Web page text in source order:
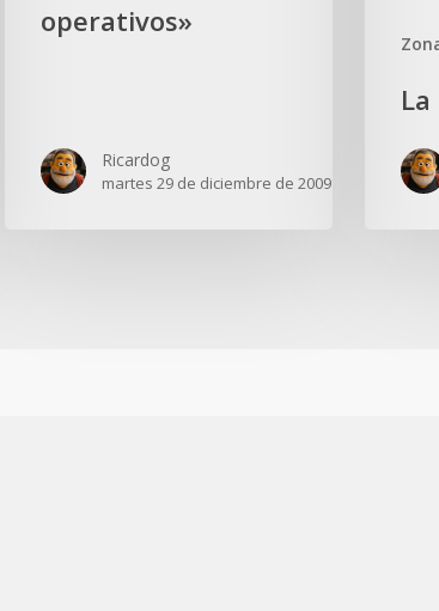
operativos»
operativos»
Ricardog
martes 29 de diciembre de 2009